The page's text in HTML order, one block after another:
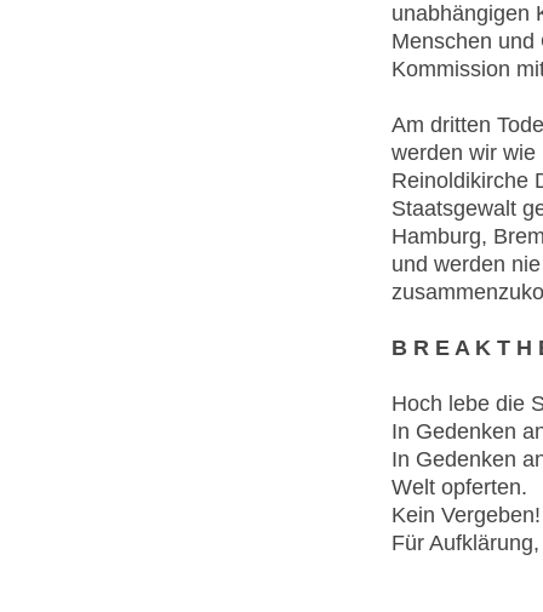
unabhängigen
Menschen und
Kommission
Am dritten
werden wir wie
Reinoldikirche
Staatsgewalt
Hamburg,
und werden
B R E A K T H
Hoch lebe die
In Gedenken
In Gedenken
Welt opferten.
Kein
Für